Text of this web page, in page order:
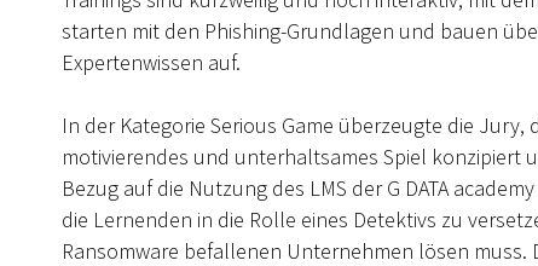
starten mit den Phishing-Grundlagen und bauen
Expertenwissen auf.
In der Kategorie Serious Game überzeugte die Jury,
motivierendes und unterhaltsames Spiel konzipiert
Bezug auf die Nutzung des LMS der G DATA
die Lernenden in die Rolle eines Detektivs zu
Ransomware befallenen Unternehmen lösen